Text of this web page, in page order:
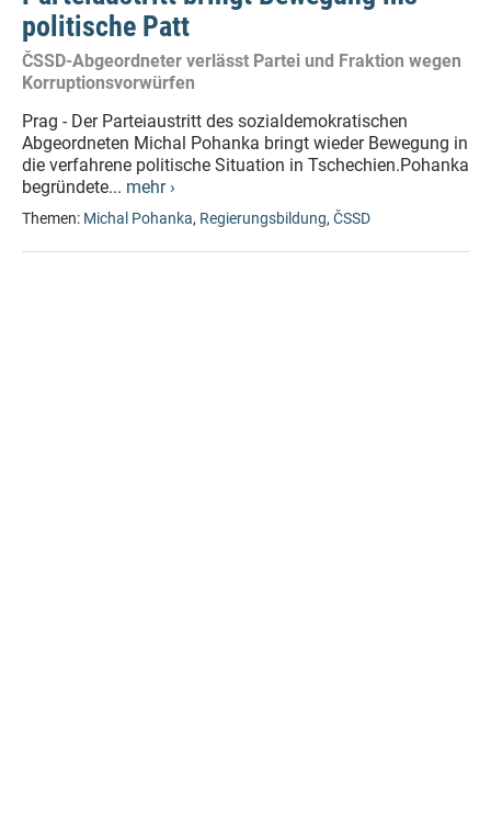
politische Patt
ČSSD-Abgeordneter verlässt Partei und Fraktion wegen
Korruptionsvorwürfen
Prag - Der Parteiaustritt des sozialdemokratischen
Abgeordneten Michal Pohanka bringt wieder Bewegung in
die verfahrene politische Situation in Tschechien.Pohanka
begründete... mehr ›
Themen: Michal Pohanka, Regierungsbildung, ČSSD